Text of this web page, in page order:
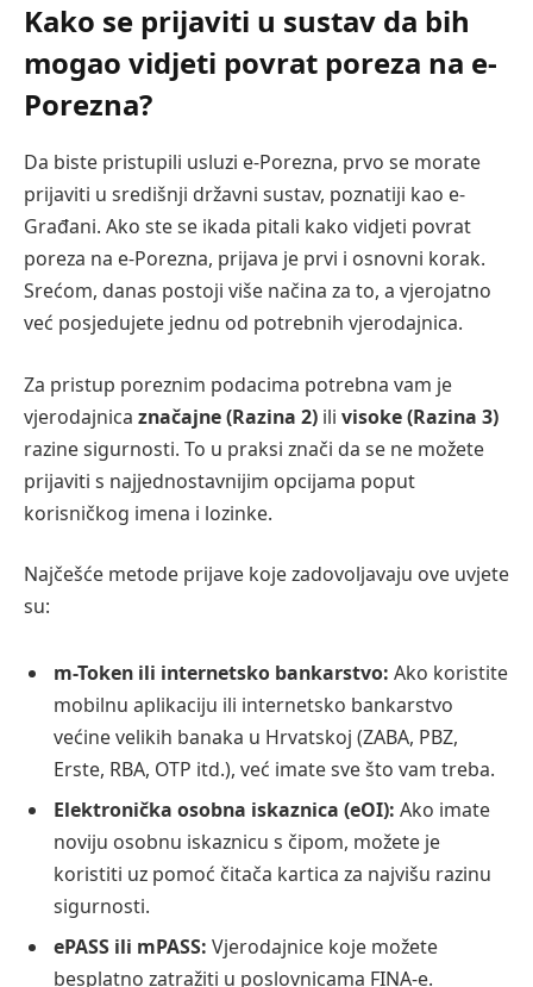
Kako se prijaviti u sustav da bih
mogao vidjeti povrat poreza na e-
Porezna?
Da biste pristupili usluzi e-Porezna, prvo se morate
prijaviti u središnji državni sustav, poznatiji kao e-
Građani. Ako ste se ikada pitali kako vidjeti povrat
poreza na e-Porezna, prijava je prvi i osnovni korak.
Srećom, danas postoji više načina za to, a vjerojatno
već posjedujete jednu od potrebnih vjerodajnica.
Za pristup poreznim podacima potrebna vam je
vjerodajnica značajne (Razina 2) ili visoke (Razina 3)
razine sigurnosti. To u praksi znači da se ne možete
prijaviti s najjednostavnijim opcijama poput
korisničkog imena i lozinke.
Najčešće metode prijave koje zadovoljavaju ove uvjete
su:
m-Token ili internetsko bankarstvo: Ako koristite
mobilnu aplikaciju ili internetsko bankarstvo
većine velikih banaka u Hrvatskoj (ZABA, PBZ,
Erste, RBA, OTP itd.), već imate sve što vam treba.
Elektronička osobna iskaznica (eOI): Ako imate
noviju osobnu iskaznicu s čipom, možete je
koristiti uz pomoć čitača kartica za najvišu razinu
sigurnosti.
ePASS ili mPASS: Vjerodajnice koje možete
besplatno zatražiti u poslovnicama FINA-e.